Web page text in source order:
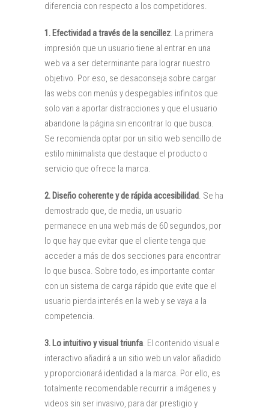
diferencia con respecto a los competidores.
1. Efectividad a través de la sencillez. La primera
impresión que un usuario tiene al entrar en una
web va a ser determinante para lograr nuestro
objetivo. Por eso, se desaconseja sobre cargar
las webs con menús y despegables infinitos que
solo van a aportar distracciones y que el usuario
abandone la página sin encontrar lo que busca.
Se recomienda optar por un sitio web sencillo de
estilo minimalista que destaque el producto o
servicio que ofrece la marca.
2. Diseño coherente y de rápida accesibilidad. Se ha
demostrado que, de media, un usuario
permanece en una web más de 60 segundos, por
lo que hay que evitar que el cliente tenga que
acceder a más de dos secciones para encontrar
lo que busca. Sobre todo, es importante contar
con un sistema de carga rápido que evite que el
usuario pierda interés en la web y se vaya a la
competencia.
3. Lo intuitivo y visual triunfa. El contenido visual e
interactivo añadirá a un sitio web un valor añadido
y proporcionará identidad a la marca. Por ello, es
totalmente recomendable recurrir a imágenes y
videos sin ser invasivo, para dar prestigio y